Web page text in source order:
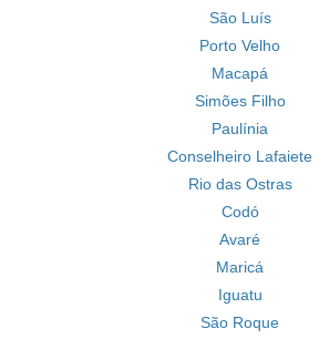
São Luís
Porto Velho
Macapá
Simões Filho
Paulínia
Conselheiro Lafaiete
Rio das Ostras
Codó
Avaré
Maricá
Iguatu
São Roque